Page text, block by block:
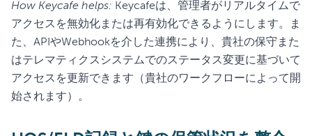
How Keycafe helps: Keycafeは、管理者がリアルタイムで
アクセスを無効化または再有効化できるようにします。ま
た、APIやWebhookを介した連携により、貴社の保守また
はテレマティクスシステムでのステータス変更に基づいて
アクセスを更新できます（貴社のワークフローによって開
始されます）。